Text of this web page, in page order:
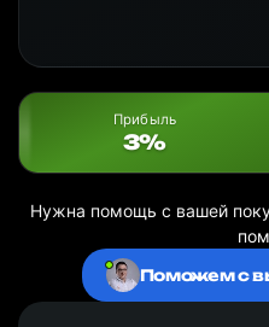
Прибыль
3%
Нужна помощь с вашей
Поможем с